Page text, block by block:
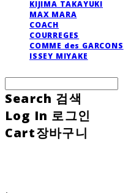
KIJIMA TAKAYUKI
MAX MARA
COACH
COURREGES
COMME des GARCONS
ISSEY MIYAKE
Search 검색
Log In 로그인
Cart장바구니